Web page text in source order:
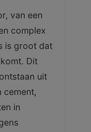
van een
complex
is groot dat
Dit
uit
cement,
in